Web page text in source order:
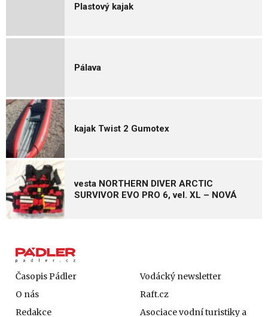
Plastový kajak
Pálava
kajak Twist 2 Gumotex
vesta NORTHERN DIVER ARCTIC
SURVIVOR EVO PRO 6, vel. XL – NOVÁ
Časopis Pádler
O nás
Redakce
Vodácký newsletter
Raft.cz
Asociace vodní turistiky a